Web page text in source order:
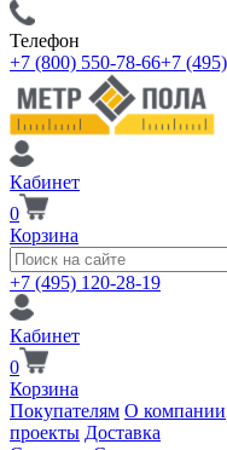
Телефон
+7 (800) 550-78-66+7
Кабинет
0
Корзина
+7 (495) 120-28-19
Кабинет
0
Корзина
Покупателям О компании
проекты Доставка